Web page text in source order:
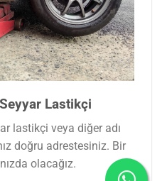
Lastikçi
lastikçi veya diğer adı
doğru adrestesiniz. Bir
olacağız.